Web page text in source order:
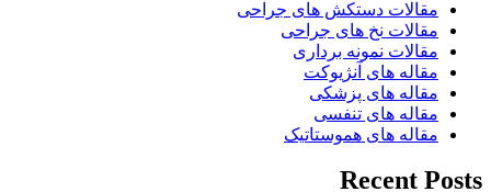
مقالات دستکش های جراحی
مقالات نخ های جراحی
مقالات نمونه برداری
مقاله های آنژیوکت
مقاله های پزشکی
مقاله های تنفسی
مقاله های هموستاتیک
Recent Posts